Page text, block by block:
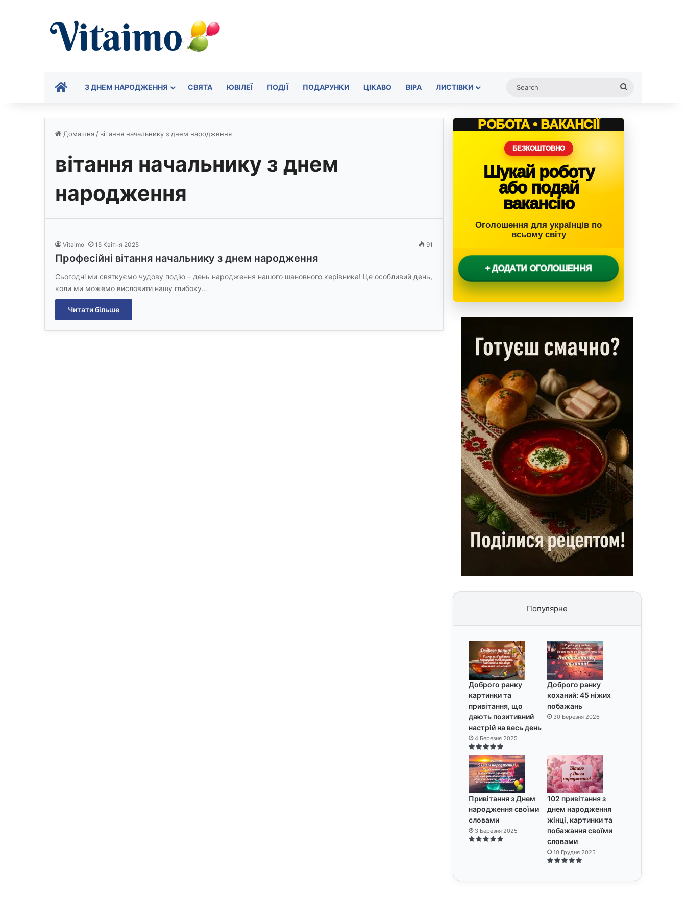
ГОЛОВНА
З ДНЕМ НАРОДЖЕННЯ СВЯТА ЮВІЛЕЇ ПОДІЇ ПОДАРУНКИ ЦІКАВО ВІРА ЛИСТІВКИ
Домашня / вітання начальнику з днем народження
вітання начальнику з днем
народження
Vitaimo 15 Квітня 2025 91
Професійні вітання начальнику з днем народження
Сьогодні ми святкуємо чудову подію – день народження нашого шановного керівника! Це особливий день,
коли ми можемо висловити нашу глибоку…
Читати більше
РОБОТА • ВАКАНСІЇ
БЕЗКОШТОВНО
Шукай роботу
або подай
вакансію
Оголошення для українців по
всьому світу
+ ДОДАТИ ОГОЛОШЕННЯ
Популярне
Доброго ранку
картинки та
привітання, що
дають позитивний
настрій на весь день
4 Березня 2025
Доброго ранку
коханий: 45 ніжих
побажань
30 Березня 2026
Привітання з Днем
народження своїми
словами
3 Березня 2025
102 привітання з
днем народження
жінці, картинки та
побажання своїми
словами
10 Грудня 2025